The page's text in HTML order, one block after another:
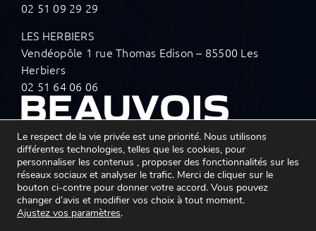
02 51 09 29 29
LES HERBIERS
Vendéopôle 1 rue Thomas Edison – 85500 Les
Herbiers
02 51 64 06 06
SUIVEZ-NOUS SUR LES RÉSEAUX
Le respect de la vie privée est une priorité. Nous utilisons
différentes technologies, telles que les cookies, pour
personnaliser les contenus , proposer des fonctionnalités sur les
réseaux sociaux et analyser le trafic. Merci de cliquer sur le
bouton ci-contre pour donner votre accord. Vous pouvez
changer d’avis et modifier vos choix à tout moment.
Ajustez vos paramètres.